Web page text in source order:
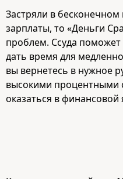
Застряли в бесконечном
зарплаты, то «Деньги
проблем. Ссуда
дать время для
вы вернетесь в нужное
высокими процентными
оказаться в финансовой